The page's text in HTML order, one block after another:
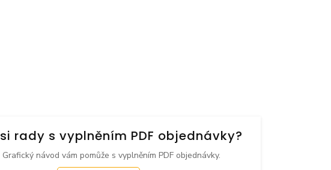
rady s vyplněním PDF objednávky?
návod vám pomůže s vyplněním PDF objednávky.